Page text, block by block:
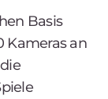
Basis
Kameras an